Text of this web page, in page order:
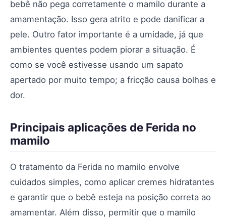
bebê não pega corretamente o mamilo durante a
amamentação. Isso gera atrito e pode danificar a
pele. Outro fator importante é a umidade, já que
ambientes quentes podem piorar a situação. É
como se você estivesse usando um sapato
apertado por muito tempo; a fricção causa bolhas e
dor.
Principais aplicações de Ferida no
mamilo
O tratamento da Ferida no mamilo envolve
cuidados simples, como aplicar cremes hidratantes
e garantir que o bebê esteja na posição correta ao
amamentar. Além disso, permitir que o mamilo